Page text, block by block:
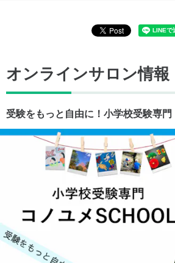
オンラインサロン情報
受験をもっと自由に！小学校受験専